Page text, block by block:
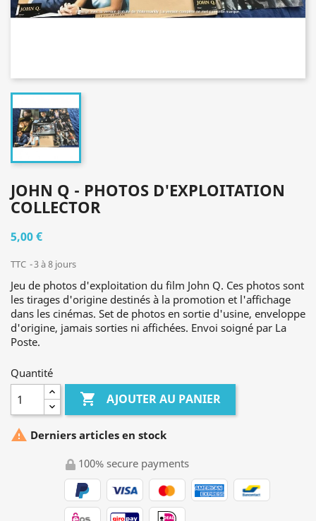
JOHN Q - PHOTOS D'EXPLOITATION
COLLECTOR
5,00 €
TTC 3 à 8 jours
Jeu de photos d'exploitation du film John Q. Ces photos sont
les tirages d'origine destinés à la promotion et l'affichage
dans les cinémas. Set de photos en sortie d'usine, enveloppe
d'origine, jamais sorties ni affichées. Envoi soigné par La
Poste.
Quantité
 AJOUTER AU PANIER
 Derniers articles en stock
100% secure payments